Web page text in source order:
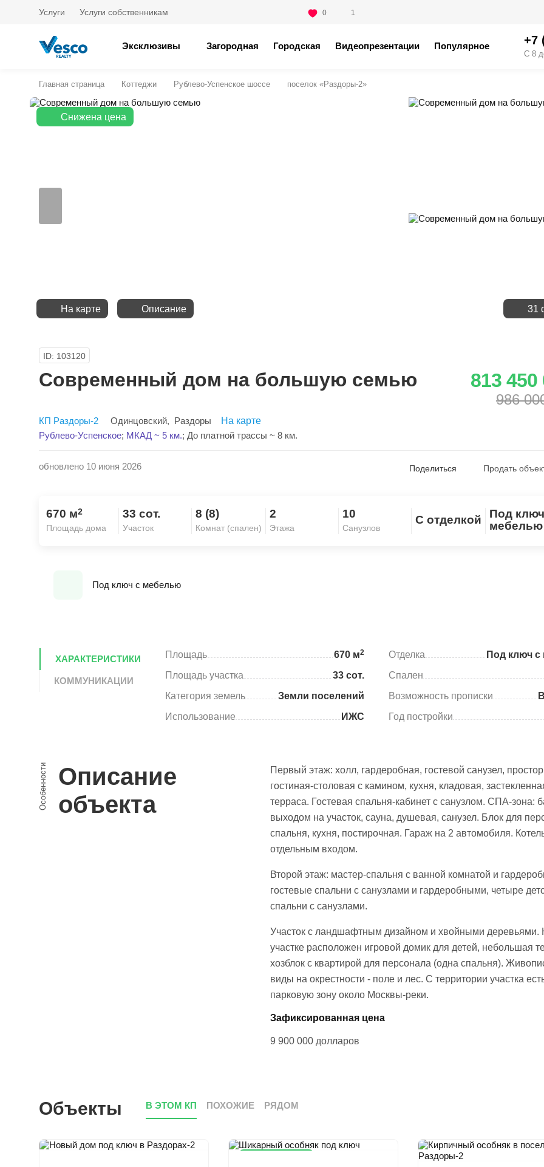
Услуги Услуги собственникам 0 1
Эксклюзивы Загородная Городская Видеопрезентации Популярное +7
С 8
Главная страница Коттеджи Рублево-Успенское шоссе поселок «Раздоры-2»
Снижена цена
На карте Описание 31
ID: 103120
Современный дом на большую семью 813 450
986
КП Раздоры-2 Одинцовский, Раздоры
На карте
Рублево-Успенское; МКАД ~ 5 км.; До платной трассы ~ 8 км.
обновлено 10 июня 2026 Поделиться
Скопировать ссылку
Продать
670 м2
Площадь дома
33 сот.
Участок
8 (8)
Комнат (спален)
2
Этажа
10
Санузлов
С отделкой
Под
мебелью
Под ключ с мебелью
ХАРАКТЕРИСТИКИ
КОММУНИКАЦИИ
Площадь 670 м2
Площадь участка
33 сот.
Категория земель
Земли поселений
Использование
ИЖС
Отделка
Под ключ
Спален
Возможность прописки
Год постройки
Особенности Описание
объекта
Первый этаж: холл, гардеробная, гостевой санузел,
гостиная-столовая с камином, кухня, кладовая,
терраса. Гостевая спальня-кабинет с санузлом. СПА-зона:
выходом на участок, сауна, душевая, санузел. Блок для
спальня, кухня, постирочная. Гараж на 2 автомобиля.
отдельным входом.
Второй этаж: мастер-спальня с ванной комнатой и
гостевые спальни с санузлами и гардеробными, четыре
спальни с санузлами.
Участок с ландшафтным дизайном и хвойными деревьями.
участке расположен игровой домик для детей, небольшая
хозблок с квартирой для персонала (одна спальня).
виды на окрестности - поле и лес. С территории участка
парковую зону около Москвы-реки.
Зафиксированная цена
9 900 000 долларов
Объекты В ЭТОМ КП ПОХОЖИЕ РЯДОМ